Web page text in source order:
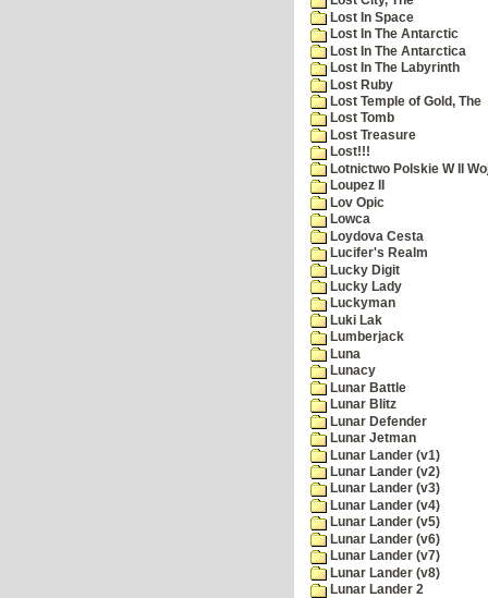
Lost In Space
Lost In The Antarctic
Lost In The Antarctica
Lost In The Labyrinth
Lost Ruby
Lost Temple of Gold, The
Lost Tomb
Lost Treasure
Lost!!!
Lotnictwo Polskie W II
Loupez II
Lov Opic
Lowca
Loydova Cesta
Lucifer's Realm
Lucky Digit
Lucky Lady
Luckyman
Luki Lak
Lumberjack
Luna
Lunacy
Lunar Battle
Lunar Blitz
Lunar Defender
Lunar Jetman
Lunar Lander (v1)
Lunar Lander (v2)
Lunar Lander (v3)
Lunar Lander (v4)
Lunar Lander (v5)
Lunar Lander (v6)
Lunar Lander (v7)
Lunar Lander (v8)
Lunar Lander 2